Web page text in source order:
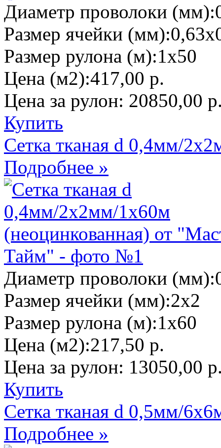
Диаметр проволоки (мм):
Размер ячейки (мм):
Размер рулона (м):1х50
Цена (м2):417,00 р.
Цена за рулон: 20850,00
Купить
Сетка тканая d 0,4мм/
Подробнее »
Диаметр проволоки (мм):
Размер ячейки (мм):2х2
Размер рулона (м):1х60
Цена (м2):217,50 р.
Цена за рулон: 13050,00
Купить
Сетка тканая d 0,5мм/
Подробнее »